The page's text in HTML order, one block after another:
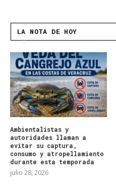
LA NOTA DE HOY
Ambientalistas y
autoridades llaman a
evitar su captura,
consumo y atropellamiento
durante esta temporada
julio 28, 2026